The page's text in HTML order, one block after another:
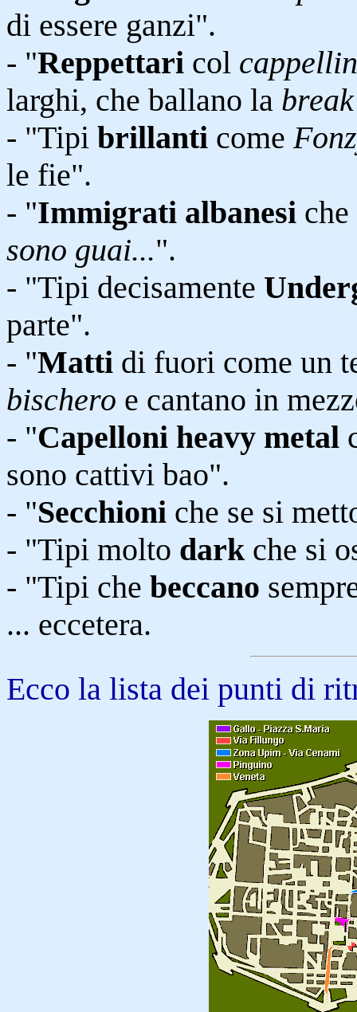
di essere ganzi".
- "Reppettari col
larghi, che ballano la
- "Tipi brillanti come
le fie".
- "Immigrati albanesi
sono guai...".
- "Tipi decisamente
parte".
- "Matti di fuori come un
bischero e cantano in
- "Capelloni heavy metal
sono cattivi bao".
- "Secchioni che se si
- "Tipi molto darkche si
- "Tipi che beccano
... eccetera.
Ecco la lista dei punti di